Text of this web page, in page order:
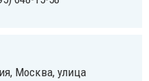
Москва, улица